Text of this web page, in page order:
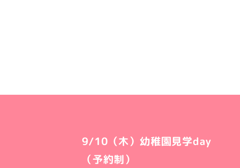
9/10（木）幼稚園見学day
（予約制）